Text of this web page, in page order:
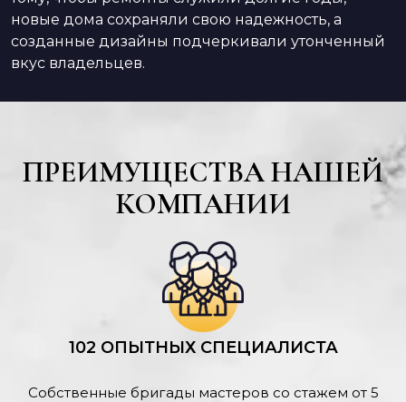
новые дома сохраняли свою надежность, а
созданные дизайны подчеркивали утонченный
вкус владельцев.
ПРЕИМУЩЕСТВА НАШЕЙ
КОМПАНИИ
102 ОПЫТНЫХ СПЕЦИАЛИСТА
Собственные бригады мастеров со стажем от 5